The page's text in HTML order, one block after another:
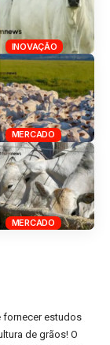
INOVAÇÃO
MERCADO
MERCADO
fornecer estudos
de grãos! O